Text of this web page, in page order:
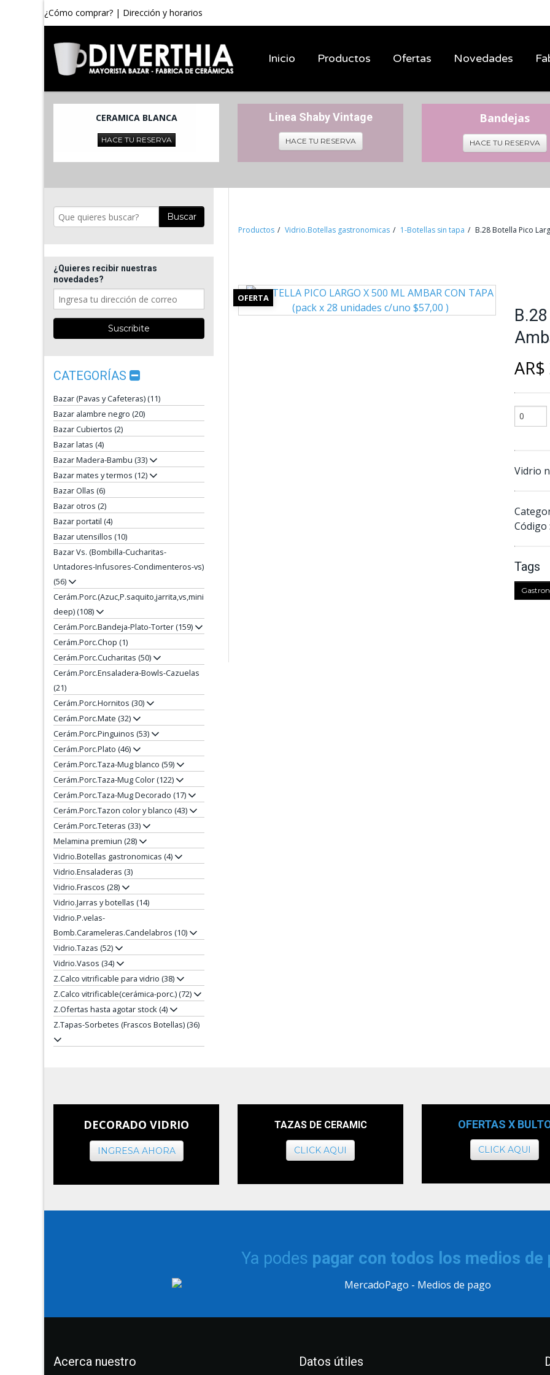
¿Cómo comprar? | Dirección y horarios
Inicio Productos Ofertas Novedades
CERAMICA BLANCA
HACE TU RESERVA
Linea Shaby Vintage
HACE TU RESERVA
Bandejas
HACE TU RESERVA
Buscar
¿Quieres recibir nuestras
novedades?
CATEGORÍAS
Bazar (Pavas y Cafeteras) (11)
Bazar alambre negro (20)
Bazar Cubiertos (2)
Bazar latas (4)
Bazar Madera-Bambu (33)
Bazar mates y termos (12)
Bazar Ollas (6)
Bazar otros (2)
Bazar portatil (4)
Bazar utensillos (10)
Bazar Vs. (Bombilla-Cucharitas-
Untadores-Infusores-Condimenteros-vs)
(56)
Cerám.Porc.(Azuc,P.saquito,jarrita,vs,mini
deep) (108)
Cerám.Porc.Bandeja-Plato-Torter (159)
Cerám.Porc.Chop (1)
Cerám.Porc.Cucharitas (50)
Cerám.Porc.Ensaladera-Bowls-Cazuelas
(21)
Cerám.Porc.Hornitos (30)
Cerám.Porc.Mate (32)
Cerám.Porc.Pinguinos (53)
Cerám.Porc.Plato (46)
Cerám.Porc.Taza-Mug blanco (59)
Cerám.Porc.Taza-Mug Color (122)
Cerám.Porc.Taza-Mug Decorado (17)
Cerám.Porc.Tazon color y blanco (43)
Cerám.Porc.Teteras (33)
Melamina premiun (28)
Vidrio.Botellas gastronomicas (4)
Vidrio.Ensaladeras (3)
Vidrio.Frascos (28)
Vidrio.Jarras y botellas (14)
Vidrio.P.velas-
Bomb.Carameleras.Candelabros (10)
Vidrio.Tazas (52)
Vidrio.Vasos (34)
Z.Calco vitrificable para vidrio (38)
Z.Calco vitrificable(cerámica-porc.) (72)
Z.Ofertas hasta agotar stock (4)
Z.Tapas-Sorbetes (Frascos Botellas) (36)
Productos Vidrio.Botellas gastronomicas 1-Botellas sin tapa B.28 Botella Pico
OFERTA
Vidrio
Código :
Tags
DECORADO VIDRIO
INGRESA AHORA
TAZAS DE CERAMIC
CLICK AQUI
OFERTAS X
CLICK AQUI
Ya podes pagar con todos los medios de
Acerca nuestro Datos útiles